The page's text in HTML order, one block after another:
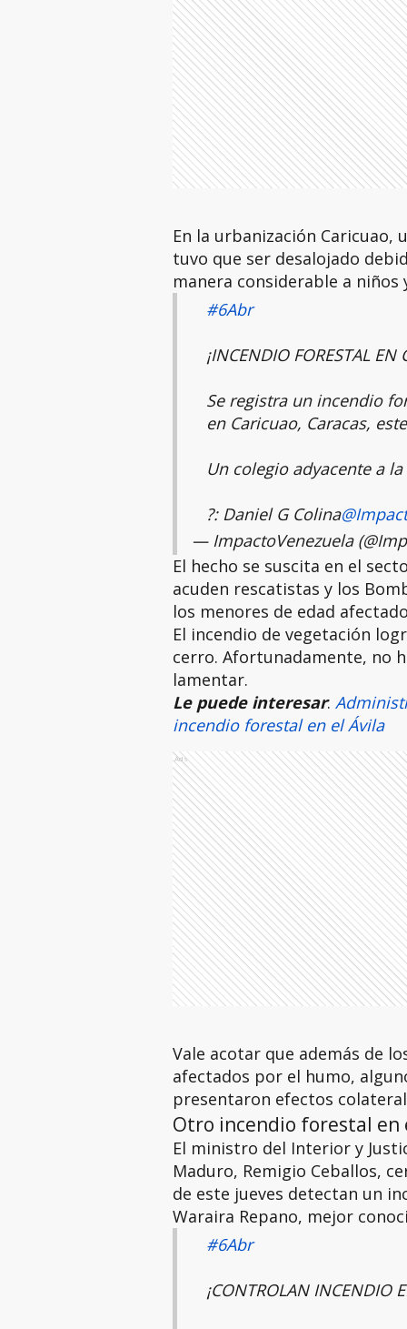
En la urbanización Caricuao,
tuvo que ser desalojado
manera considerable a
#6Abr
¡INCENDIO FORESTAL EN
Se registra un incendio
en Caricuao, Caracas,
Un colegio adyacente a
?: Daniel G Colina
— ImpactoVenezuela
El hecho se suscita en el
acuden rescatistas y los
los menores de edad
El incendio de vegetación
cerro. Afortunadamente, no
lamentar.
Le puede interesar:
incendio forestal en el Ávila
Ads
Vale acotar que además de
afectados por el humo,
presentaron efectos
Otro incendio forestal en
El ministro del Interior y
Maduro, Remigio Ceballos,
de este jueves detectan un
Waraira Repano, mejor
#6Abr
¡CONTROLAN INCENDIO